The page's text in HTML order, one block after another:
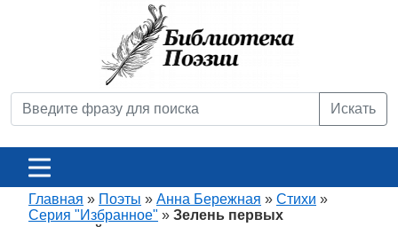
Искать
Главная » Поэты » Анна Бережная » Стихи »
Серия "Избранное" » Зелень первых